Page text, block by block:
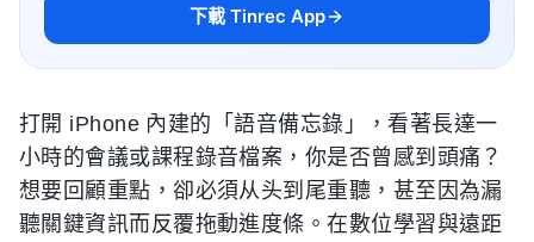
下載 Tinrec App
打開 iPhone 內建的「語音備忘錄」，看著長達一
小時的會議或課程錄音檔案，你是否曾感到頭痛？
想要回顧重點，卻必須从头到尾重聽，甚至因為漏
聽關鍵資訊而反覆拖動進度條。在數位學習與遠距